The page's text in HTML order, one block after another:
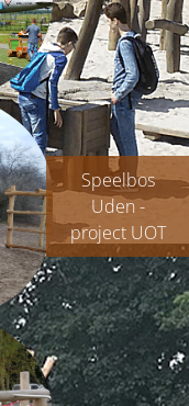
Speelbos
Uden -
project UOT